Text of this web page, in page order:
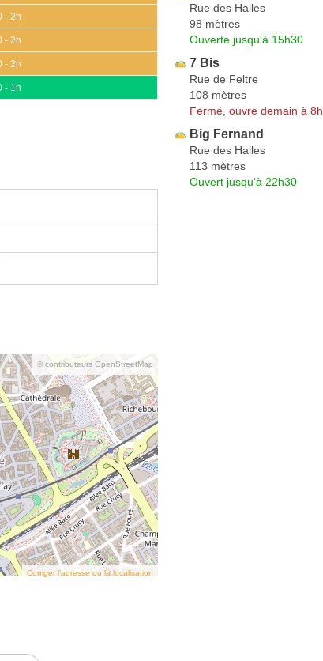
- 2h
- 2h
- 2h
- 1h
© contributeurs OpenStreetMap
Corriger l’adresse ou la localisation
Rue des Halles
98 mètres
Ouverte jusqu'à 15h30
7 Bis
Rue de Feltre
108 mètres
Fermé, ouvre demain à 8h
Big Fernand
Rue des Halles
113 mètres
Ouvert jusqu'à 22h30